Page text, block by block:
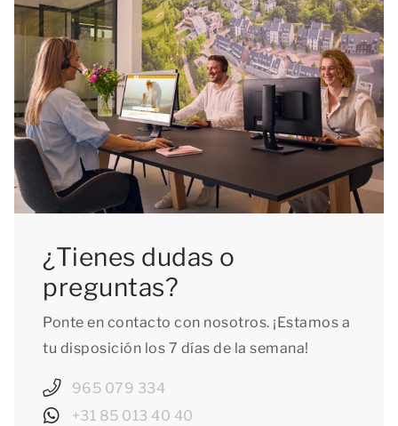
¿Tienes dudas o
preguntas?
Ponte en contacto con nosotros. ¡Estamos a
tu disposición los 7 días de la semana!
965 079 334
+31 85 013 40 40